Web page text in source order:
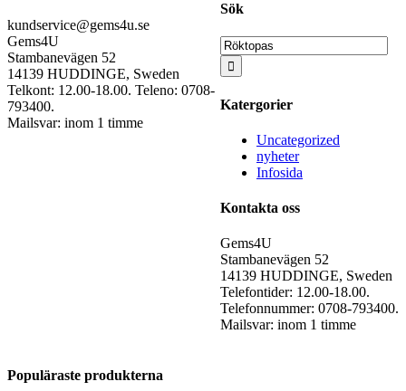
Sök
Sök
efter:
Katergorier
Uncategorized
nyheter
Infosida
Kontakta oss
Gems4U
Stambanevägen 52
14139 HUDDINGE, Sweden
Telefontider: 12.00-18.00.
Telefonnummer: 0708-793400.
Mailsvar: inom 1 timme
kundservice@gems4u.se
Gems4U
Stambanevägen 52
14139 HUDDINGE, Sweden
Telkont: 12.00-18.00. Teleno: 0708-
793400.
Mailsvar: inom 1 timme
Populäraste produkterna